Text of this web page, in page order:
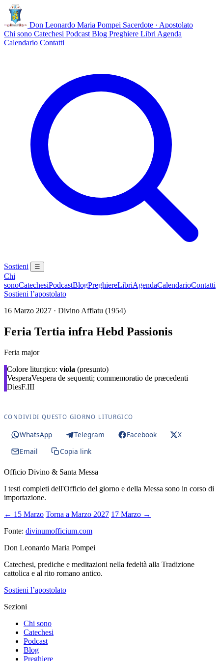
Don Leonardo Maria Pompei Sacerdote · Apostolato
Chi sono Catechesi Podcast Blog Preghiere Libri Agenda
Calendario Contatti
Sostieni ☰
Chi
sonoCatechesiPodcastBlogPreghiereLibriAgendaCalendarioContatti
Sostieni l’apostolato
16 Marzo 2027 · Divino Afflatu (1954)
Feria Tertia infra Hebd Passionis
Feria major
Colore liturgico: viola (presunto)
VesperaVespera de sequenti; commemoratio de præcedenti
DiesF.III
CONDIVIDI QUESTO GIORNO LITURGICO
WhatsApp Telegram Facebook
X
Email
Copia link
Officio Divino & Santa Messa
I testi completi dell'Officio del giorno e della Messa sono in corso di
importazione.
← 15 Marzo Torna a Marzo 2027 17 Marzo →
Fonte: divinumofficium.com
Don Leonardo Maria Pompei
Catechesi, prediche e meditazioni nella fedeltà alla Tradizione
cattolica e al rito romano antico.
Sostieni l’apostolato
Sezioni
Chi sono
Catechesi
Podcast
Blog
Preghiere